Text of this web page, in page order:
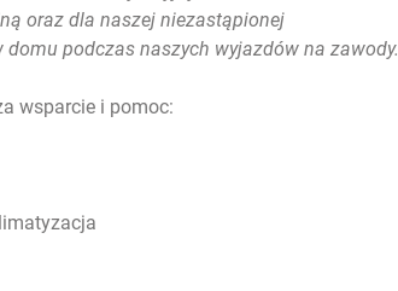
oraz dla naszej niezastąpionej
podczas naszych wyjazdów na zawody.
wsparcie i pomoc: